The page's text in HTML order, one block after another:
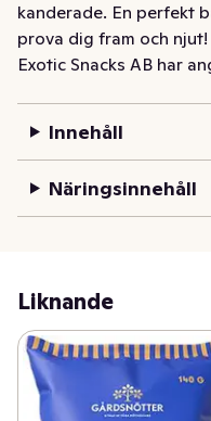
kanderade. En perfekt
prova dig fram och njut!
Exotic Snacks AB har
Innehåll
Näringsinnehåll
Liknande